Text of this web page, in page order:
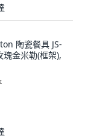
陶瓷餐具 JS-
金米勒(框架),